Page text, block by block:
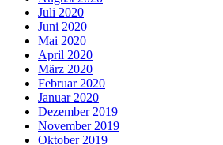
Juli 2020
Juni 2020
Mai 2020
April 2020
März 2020
Februar 2020
Januar 2020
Dezember 2019
November 2019
Oktober 2019